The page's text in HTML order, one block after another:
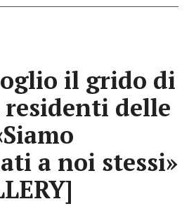
il grido di
delle
a noi stessi»